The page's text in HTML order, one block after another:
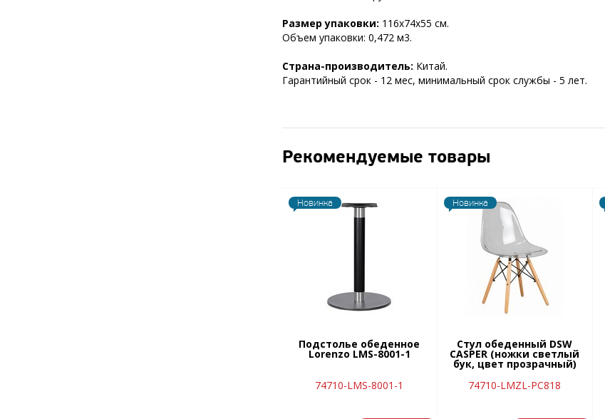
Размер упаковки: 116х74х55 см.
Объем упаковки: 0,472 м3.
Страна-производитель: Китай.
Гарантийный срок - 12 мес, минимальный срок службы - 5 лет.
Рекомендуемые товары
Новинка
Подстолье обеденное
Lorenzo LMS-8001-1
74710-LMS-8001-1
Новинка
Стул обеденный DSW
CASPER (ножки светлый
бук, цвет прозрачный)
74710-LMZL-РС818